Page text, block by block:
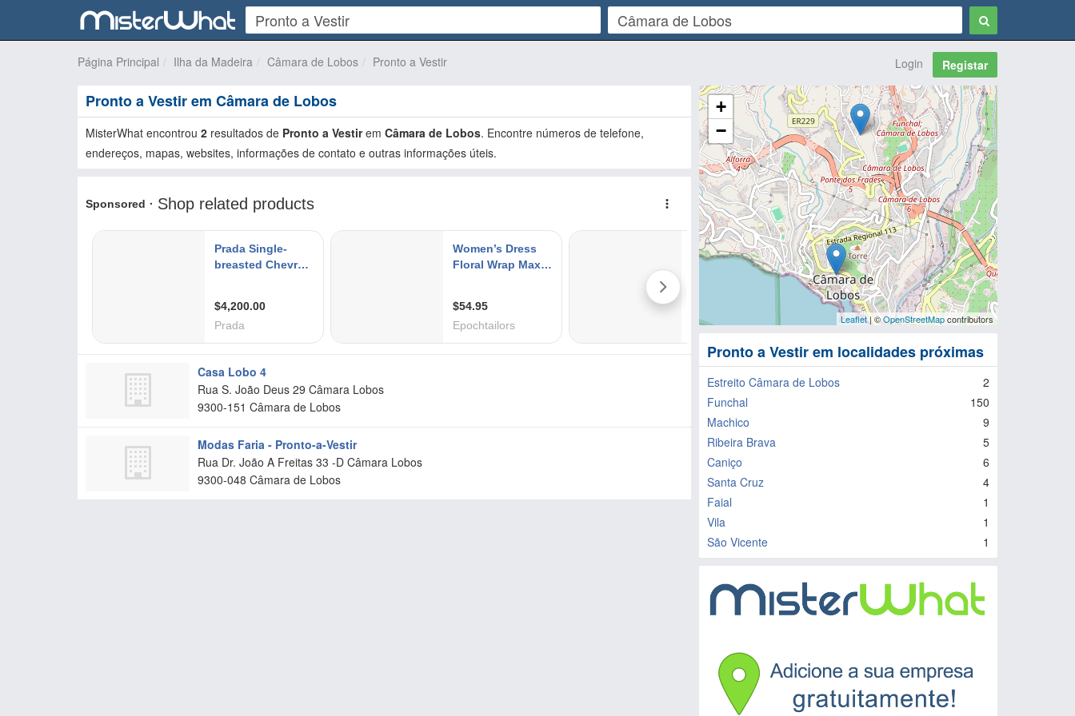
Página Principal Ilha da Madeira Câmara de Lobos Pronto a Vestir Login Registar
Pronto a Vestir em Câmara de Lobos
MisterWhat encontrou 2 resultados de Pronto a Vestirem Câmara de Lobos. Encontre números de telefone,
endereços, mapas, websites, informações de contato e outras informações úteis.
Casa Lobo 4
Rua S. João Deus 29 Câmara Lobos
9300-151 Câmara de Lobos
Modas Faria - Pronto-a-Vestir
Rua Dr. João A Freitas 33 -D Câmara Lobos
9300-048 Câmara de Lobos
+
−
Leaflet| ©OpenStreetMapcontributors
Pronto a Vestir em localidades próximas
Estreito Câmara de Lobos
2
Funchal
150
Machico
9
Ribeira Brava
5
Caniço
6
Santa Cruz
4
Faial
1
Vila
1
São Vicente
1